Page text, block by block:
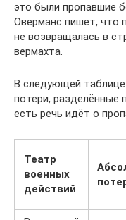
это были пропавшие
Оверманс пишет, что
не возвращалась в
вермахта.
В следующей
потери, разделённые
есть речь идёт о
Театр
военных
действий